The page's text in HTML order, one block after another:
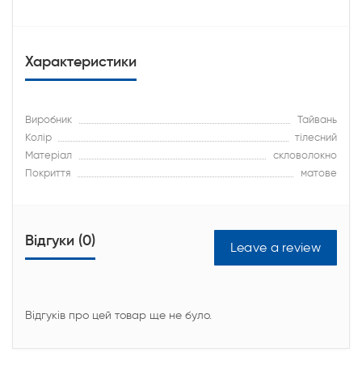
Характеристики
Виробник
Тайвань
Колір
тілесний
Матеріал
скловолокно
Покриття
матове
Відгуки (0) Leave a review
Відгуків про цей товар ще не було.